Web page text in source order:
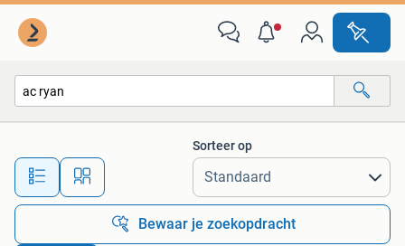
Alle afstanden…
Sorteer op
Bewaar je zoekopdracht